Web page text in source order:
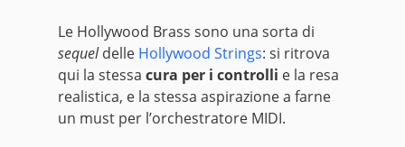
Le Hollywood Brass sono una sorta di
sequeldelle Hollywood Strings: si ritrova
qui la stessa cura per i controlli e la resa
realistica, e la stessa aspirazione a farne
un must per l’orchestratore MIDI.